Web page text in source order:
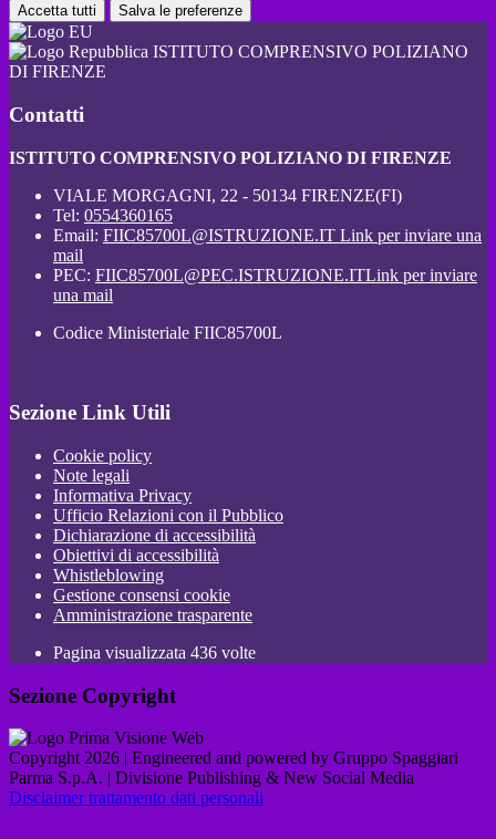
Accetta tutti Salva le preferenze
ISTITUTO COMPRENSIVO POLIZIANO
DI FIRENZE
Contatti
ISTITUTO COMPRENSIVO POLIZIANO DI FIRENZE
VIALE MORGAGNI, 22 - 50134 FIRENZE(FI)
Tel: 0554360165
Email: FIIC85700L@ISTRUZIONE.IT Link per inviare una
mail
PEC: FIIC85700L@PEC.ISTRUZIONE.ITLink per inviare
una mail
Codice Ministeriale FIIC85700L
Sezione Link Utili
Cookie policy
Note legali
Informativa Privacy
Ufficio Relazioni con il Pubblico
Dichiarazione di accessibilità
Obiettivi di accessibilità
Whistleblowing
Gestione consensi cookie
Amministrazione trasparente
Pagina visualizzata 436 volte
Sezione Copyright
Copyright 2026 | Engineered and powered by Gruppo Spaggiari
Parma S.p.A. | Divisione Publishing & New Social Media
Disclaimer trattamento dati personali